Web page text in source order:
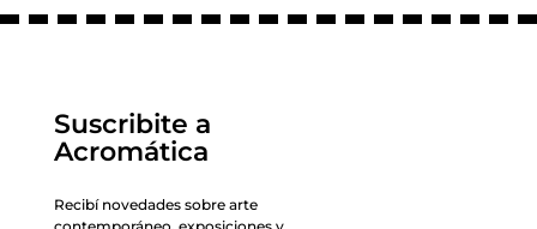
Suscribite a
Acromática
Recibí novedades sobre arte